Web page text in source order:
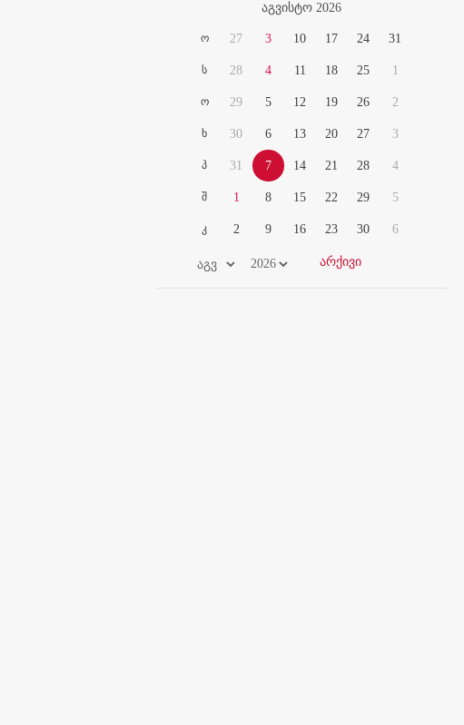
აგვისტო 2026
ო
ს
ო
ხ
პ
შ
კ
27
28
29
30
31
1
2
3
4
5
6
7
8
9
10
11
12
13
14
15
16
17
18
19
20
21
22
23
24
25
26
27
28
29
30
31
1
2
3
4
5
6